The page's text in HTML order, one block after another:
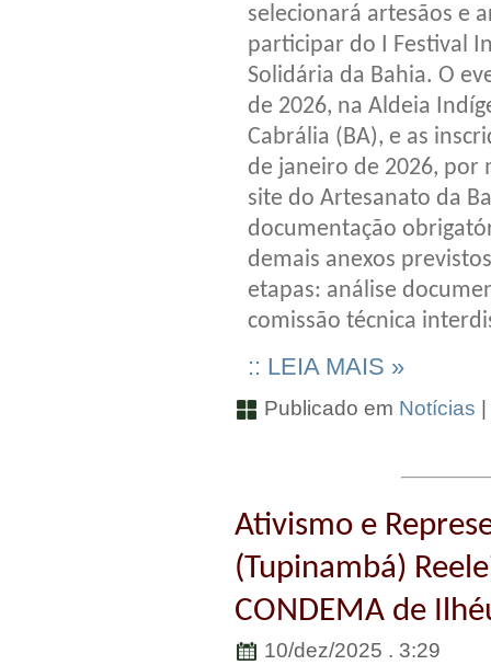
selecionará artesãos e
participar do I Festival
Solidária da Bahia. O
de 2026, na Aldeia
Cabrália (BA), e as
de janeiro de 2026,
site do Artesanato da
documentação
demais anexos
etapas: análise
comissão técnica
:: LEIA MAIS »
Publicado em Notícias |
Ativismo e
(Tupinambá)
CONDEMA de
10/dez/2025 . 3:29